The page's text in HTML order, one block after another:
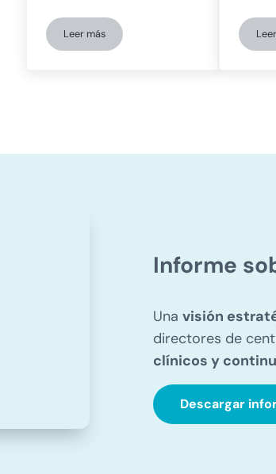
Leer más7+1 actividades para niños con
Informe
Una visión
directores de
clínicos y
Descargar